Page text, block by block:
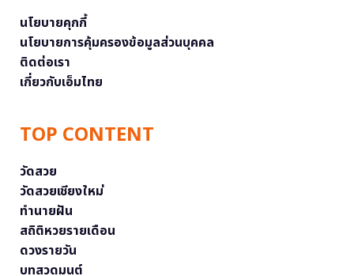
นโยบายคุกกี้
นโยบายการคุ้มครองข้อมูลส่วนบุคคล
ติดต่อเรา
เกี่ยวกับเอ็มไทย
TOP CONTENT
วัดสวย
วัดสวยเชียงใหม่
ทำนายฝัน
สถิติหวยรายเดือน
ดวงรายวัน
บทสวดมนต์